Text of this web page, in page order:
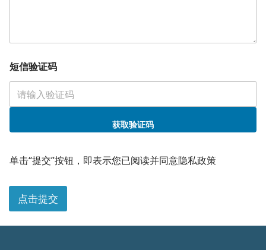
短信验证码
获取验证码
单击“提交”按钮，即表示您已阅读并同意隐私政策
点击提交